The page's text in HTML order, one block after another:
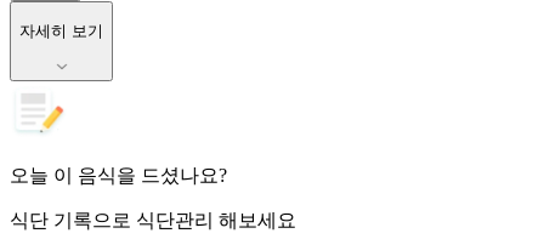
자세히 보기
오늘 이 음식을 드셨나요?
식단 기록으로 식단관리 해보세요